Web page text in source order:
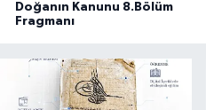
Doğanın Kanunu 8.Bölüm
Fragmanı